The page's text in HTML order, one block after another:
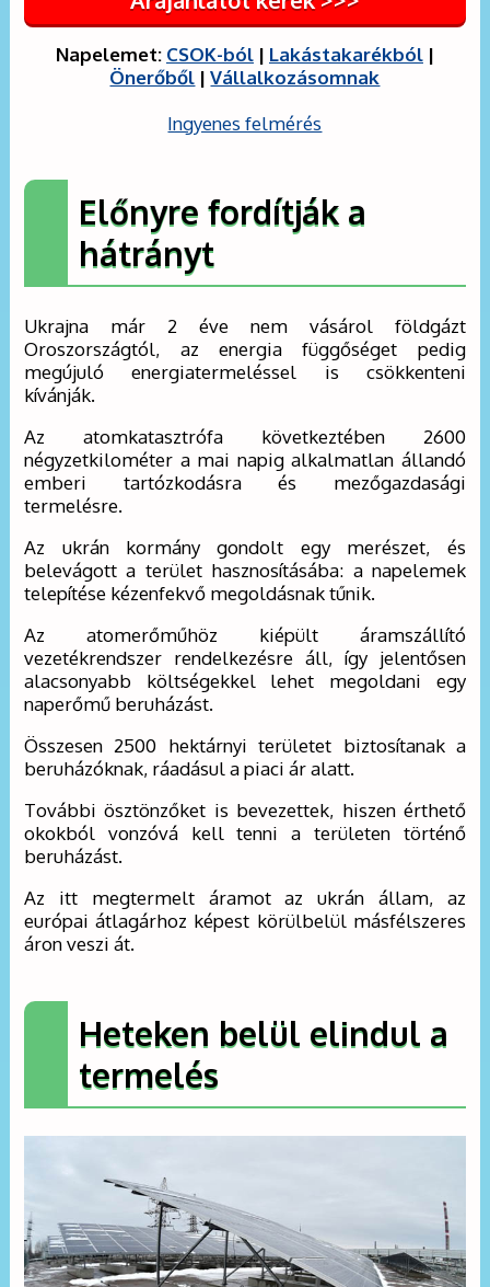
Napelemet: CSOK-ból| Lakástakarékból|
Önerőből |Vállalkozásomnak
Ingyenes felmérés
Előnyre fordítják a
hátrányt
Ukrajna már 2 éve nem vásárol földgázt
Oroszországtól, az energia függőséget pedig
megújuló energiatermeléssel is csökkenteni
kívánják.
Az atomkatasztrófa következtében 2600
négyzetkilométer a mai napig alkalmatlan állandó
emberi tartózkodásra és mezőgazdasági
termelésre.
Az ukrán kormány gondolt egy merészet, és
belevágott a terület hasznosításába: a napelemek
telepítése kézenfekvő megoldásnak tűnik.
Az atomerőműhöz kiépült áramszállító
vezetékrendszer rendelkezésre áll, így jelentősen
alacsonyabb költségekkel lehet megoldani egy
naperőmű beruházást.
Összesen 2500 hektárnyi területet biztosítanak a
beruházóknak, ráadásul a piaci ár alatt.
További ösztönzőket is bevezettek, hiszen érthető
okokból vonzóvá kell tenni a területen történő
beruházást.
Az itt megtermelt áramot az ukrán állam, az
európai átlagárhoz képest körülbelül másfélszeres
áron veszi át.
Heteken belül elindul a
termelés